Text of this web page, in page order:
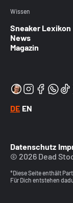
Wissen
Sneaker Lexikon
News
Magazin
DE EN
Datenschutz
© 2026 Dead
*Diese Seite enthält
Für Dich entstehen